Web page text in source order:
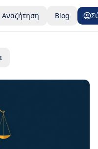
Αναζήτηση Blog